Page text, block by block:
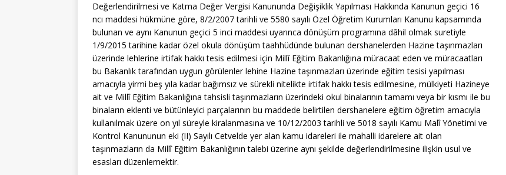
Değerlendirilmesi ve Katma Değer Vergisi Kanununda Değişiklik Yapılması Hakkında Kanunun geçici 16
ncı maddesi hükmüne göre, 8/2/2007 tarihli ve 5580 sayılı Özel Öğretim Kurumları Kanunu kapsamında
bulunan ve aynı Kanunun geçici 5 inci maddesi uyarınca dönüşüm programına dâhil olmak suretiyle
1/9/2015 tarihine kadar özel okula dönüşüm taahhüdünde bulunan dershanelerden Hazine taşınmazları
üzerinde lehlerine irtifak hakkı tesis edilmesi için Millî Eğitim Bakanlığına müracaat eden ve müracaatları
bu Bakanlık tarafından uygun görülenler lehine Hazine taşınmazları üzerinde eğitim tesisi yapılması
amacıyla yirmi beş yıla kadar bağımsız ve sürekli nitelikte irtifak hakkı tesis edilmesine, mülkiyeti Hazineye
ait ve Millî Eğitim Bakanlığına tahsisli taşınmazların üzerindeki okul binalarının tamamı veya bir kısmı ile bu
binaların eklenti ve bütünleyici parçalarının bu maddede belirtilen dershanelere eğitim öğretim amacıyla
kullanılmak üzere on yıl süreyle kiralanmasına ve 10/12/2003 tarihli ve 5018 sayılı Kamu Malî Yönetimi ve
Kontrol Kanununun eki (II) Sayılı Cetvelde yer alan kamu idareleri ile mahalli idarelere ait olan
taşınmazların da Millî Eğitim Bakanlığının talebi üzerine aynı şekilde değerlendirilmesine ilişkin usul ve
esasları düzenlemektir.